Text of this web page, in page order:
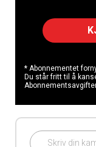
* Abonnementet
Du står fritt til å